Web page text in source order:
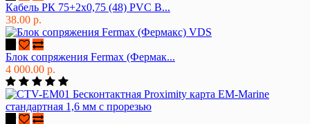
Кабель РК 75+2х0,75 (48) PVC В...
38.00 р.
Блок сопряжения Fermax (Фермак...
4 000.00 р.